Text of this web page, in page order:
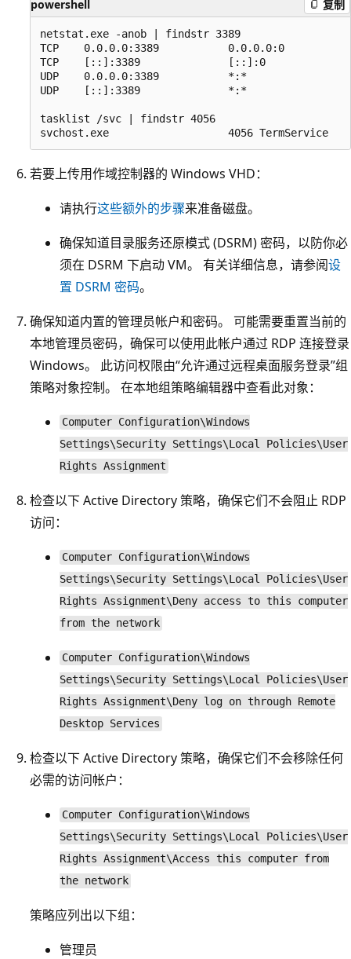
powershell 复制
netstat.exe -anob | findstr 3389
TCP    0.0.0.0:3389           0.0.0.0:0
TCP    [::]:3389              [::]:0
UDP    0.0.0.0:3389           *:*
UDP    [::]:3389              *:*
tasklist /svc | findstr 4056
若要上传用作域控制器的 Windows VHD：
请执行这些额外的步骤来准备磁盘。
确保知道目录服务还原模式 (DSRM) 密码，以防你必
须在 DSRM 下启动 VM。 有关详细信息，请参阅设
置 DSRM 密码。
确保知道内置的管理员帐户和密码。 可能需要重置当前的
本地管理员密码，确保可以使用此帐户通过 RDP 连接登录
Windows。 此访问权限由“允许通过远程桌面服务登录”组
策略对象控制。 在本地组策略编辑器中查看此对象：
Computer Configuration\Windows
Settings\Security Settings\Local Policies\User
Rights Assignment
检查以下 Active Directory 策略，确保它们不会阻止 RDP
访问：
Computer Configuration\Windows
Settings\Security Settings\Local Policies\User
Rights Assignment\Deny access to this computer
from the network
Computer Configuration\Windows
Settings\Security Settings\Local Policies\User
Rights Assignment\Deny log on through Remote
Desktop Services
检查以下 Active Directory 策略，确保它们不会移除任何
必需的访问帐户：
Computer Configuration\Windows
Settings\Security Settings\Local Policies\User
Rights Assignment\Access this computer from
the network
策略应列出以下组：
管理员